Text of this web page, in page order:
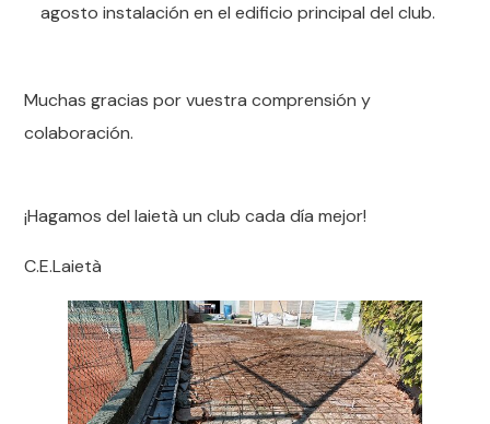
agosto instalación en el edificio principal del club.
Muchas gracias por vuestra comprensión y
colaboración.
¡Hagamos del laietà un club cada día mejor!
C.E.Laietà